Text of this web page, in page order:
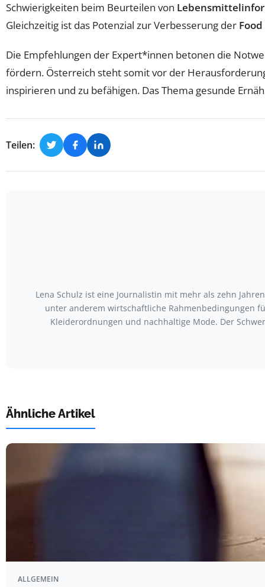
Schwierigkeiten beim Beurteilen von
Gleichzeitig ist das Potenzial zur Verbesserung der
Die Empfehlungen der Expert*innen betonen die
fördern. Österreich steht somit vor der
inspirieren und zu befähigen. Das Thema gesunde
Teilen:
Lena Schulz ist eine Journalistin mit mehr als zehn
unter anderem wirtschaftliche Rahmenbedingungen
Kleiderordnungen und nachhaltige Mode. Der
Ähnliche Artikel
ALLGEMEIN